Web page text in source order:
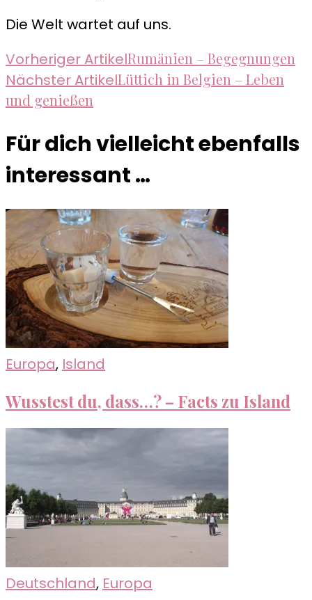
Die Welt wartet auf uns.
Beitragsnavigation
Vorheriger ArtikelRumänien – Begegnungen
Nächster ArtikelLüttich in Belgien – Leben
und genießen
Für dich vielleicht ebenfalls
interessant …
Europa, Island
Wusstest du, dass…? – Facts zu Island
Deutschland, Europa